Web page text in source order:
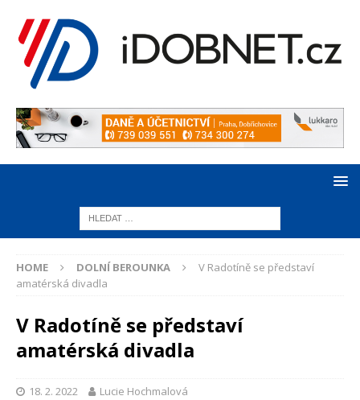
HOME DOLNÍ BEROUNKA
V Radotíně se představí
amatérská divadla
V Radotíně se představí
amatérská divadla
18. 2. 2022 Lucie Hochmalová